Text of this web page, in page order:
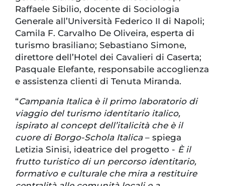
Raffaele Sibilio, docente di Sociologia
Generale all’Università Federico II di Napoli;
Camila F. Carvalho De Oliveira, esperta di
turismo brasiliano; Sebastiano Simone,
direttore dell’Hotel dei Cavalieri di Caserta;
Pasquale Elefante, responsabile accoglienza
e assistenza clienti di Tenuta Miranda.
“Campania Italica è il primo laboratorio di
viaggio del turismo identitario italico,
ispirato al concept dell’italicità che è il
cuore di Borgo-Schola Italica– spiega
Letizia Sinisi, ideatrice del progetto - È il
frutto turistico di un percorso identitario,
formativo e culturale che mira a restituire